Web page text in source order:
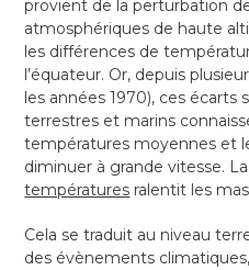
provient de la perturbation
atmosphériques de haute
les différences de
l’équateur. Or, depuis
les années 1970), ces écarts
terrestres et marins
températures moyennes et
diminuer à grande vitesse.
températures ralentit les
Cela se traduit au niveau
des évènements